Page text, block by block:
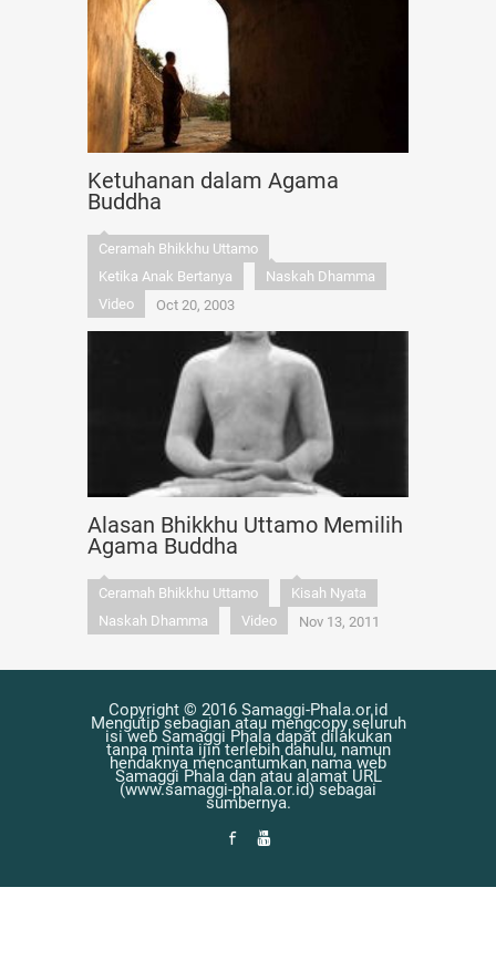
Ketuhanan dalam Agama
Buddha
Ceramah Bhikkhu Uttamo
Ketika Anak Bertanya
Naskah Dhamma
Video
Oct 20, 2003
Alasan Bhikkhu Uttamo Memilih
Agama Buddha
Ceramah Bhikkhu Uttamo
Kisah Nyata
Naskah Dhamma
Video Nov 13, 2011
Copyright © 2016 Samaggi-Phala.or.id
Mengutip sebagian atau mengcopy seluruh
isi web Samaggi Phala dapat dilakukan
tanpa minta ijin terlebih dahulu, namun
hendaknya mencantumkan nama web
Samaggi Phala dan atau alamat URL
(www.samaggi-phala.or.id) sebagai
sumbernya.